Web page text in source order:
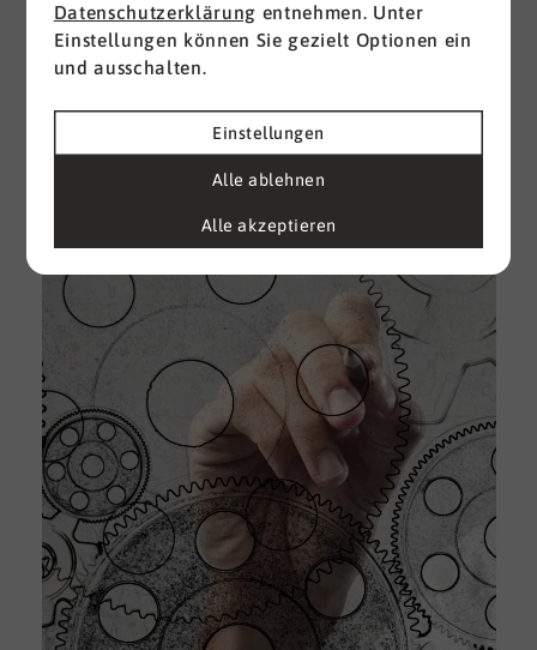
Datenschutzerklärung entnehmen. Unter
Einstellungen können Sie gezielt Optionen ein
und ausschalten.
Einstellungen
Alle ablehnen
Alle akzeptieren